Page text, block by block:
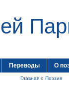
Переводы О
Главная » Поэзия